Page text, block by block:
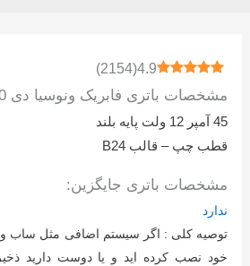
4.9
(
2154
)
مشخصات باتری فابریک ونوسیا دی 60 پلاس:
45 آمپر 12 ولت پایه بلند
قطب چپ – قالب B24
مشخصات باتری جایگزین:
ندارد
توصیه کلی : اگر سیستم اضافی مثل ساب و
خود نصب کرده اید و یا دوست دارید